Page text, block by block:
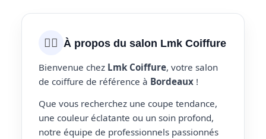
💇‍♀️ À propos du salon Lmk Coiffure
Bienvenue chez Lmk Coiffure, votre salon
de coiffure de référence à Bordeaux !
Que vous recherchez une coupe tendance,
une couleur éclatante ou un soin profond,
notre équipe de professionnels passionnés